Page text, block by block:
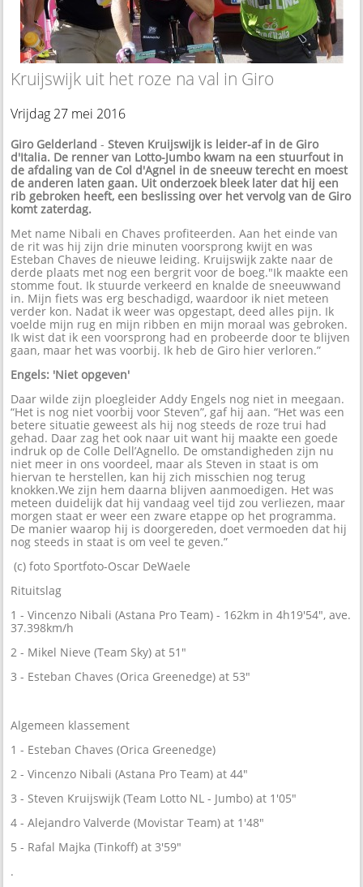
Kruijswijk uit het roze na val in Giro
Vrijdag 27 mei 2016
Giro Gelderland -Steven Kruijswijk is leider-af in de Giro
d'Italia. De renner van Lotto-Jumbo kwam na een stuurfout in
de afdaling van de Col d'Agnel in de sneeuw terecht en moest
de anderen laten gaan. Uit onderzoek bleek later dat hij een
rib gebroken heeft, een beslissing over het vervolg van de Giro
komt zaterdag.
Met name Nibali en Chaves profiteerden. Aan het einde van
de rit was hij zijn drie minuten voorsprong kwijt en was
Esteban Chaves de nieuwe leiding. Kruijswijk zakte naar de
derde plaats met nog een bergrit voor de boeg."Ik maakte een
stomme fout. Ik stuurde verkeerd en knalde de sneeuwwand
in. Mijn fiets was erg beschadigd, waardoor ik niet meteen
verder kon. Nadat ik weer was opgestapt, deed alles pijn. Ik
voelde mijn rug en mijn ribben en mijn moraal was gebroken.
Ik wist dat ik een voorsprong had en probeerde door te blijven
gaan, maar het was voorbij. Ik heb de Giro hier verloren.”
Engels: 'Niet opgeven'
Daar wilde zijn ploegleider Addy Engels nog niet in meegaan.
“Het is nog niet voorbij voor Steven”, gaf hij aan. “Het was een
betere situatie geweest als hij nog steeds de roze trui had
gehad. Daar zag het ook naar uit want hij maakte een goede
indruk op de Colle Dell’Agnello. De omstandigheden zijn nu
niet meer in ons voordeel, maar als Steven in staat is om
hiervan te herstellen, kan hij zich misschien nog terug
knokken.We zijn hem daarna blijven aanmoedigen. Het was
meteen duidelijk dat hij vandaag veel tijd zou verliezen, maar
morgen staat er weer een zware etappe op het programma.
De manier waarop hij is doorgereden, doet vermoeden dat hij
nog steeds in staat is om veel te geven.”
(c) foto Sportfoto-Oscar DeWaele
Rituitslag
1 - Vincenzo Nibali (Astana Pro Team) - 162km in 4h19'54", ave.
37.398km/h
2 - Mikel Nieve (Team Sky) at 51"
3 - Esteban Chaves (Orica Greenedge) at 53"
Algemeen klassement
1 - Esteban Chaves (Orica Greenedge)
2 - Vincenzo Nibali (Astana Pro Team) at 44"
3 - Steven Kruijswijk (Team Lotto NL - Jumbo) at 1'05"
4 - Alejandro Valverde (Movistar Team) at 1'48"
5 - Rafal Majka (Tinkoff) at 3'59"
.